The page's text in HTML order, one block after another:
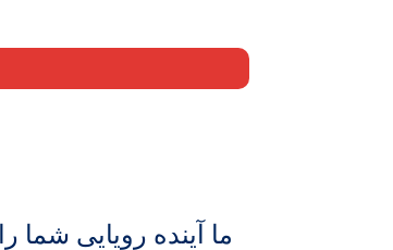
ما آینده رویایی